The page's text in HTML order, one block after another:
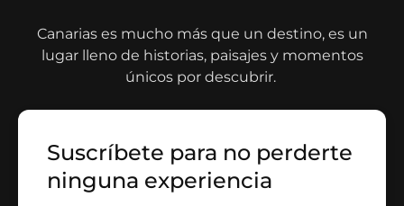
Canarias es mucho más que un destino, es un
lugar lleno de historias, paisajes y momentos
únicos por descubrir.
Suscríbete para no perderte
ninguna experiencia